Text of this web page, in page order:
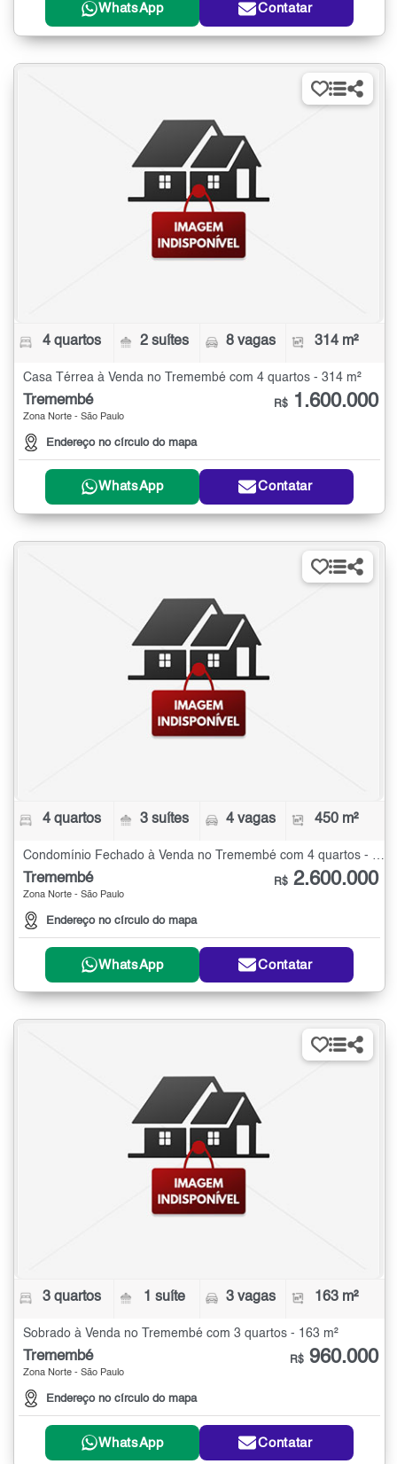
WhatsApp Contatar
4 quartos 2 suítes 8 vagas 314 m²
Casa Térrea à Venda no Tremembé com 4 quartos - 314 m²
Tremembé
Zona Norte - São Paulo
Endereço no círculo do mapa
R$ 1.600.000
WhatsApp Contatar
4 quartos 3 suítes 4 vagas 450 m²
Condomínio Fechado à Venda no Tremembé com 4 quartos - 450 m²
Tremembé
Zona Norte - São Paulo
Endereço no círculo do mapa
R$ 2.600.000
WhatsApp Contatar
3 quartos 1 suíte 3 vagas 163 m²
Sobrado à Venda no Tremembé com 3 quartos - 163 m²
Tremembé
Zona Norte - São Paulo
Endereço no círculo do mapa
R$ 960.000
WhatsApp Contatar